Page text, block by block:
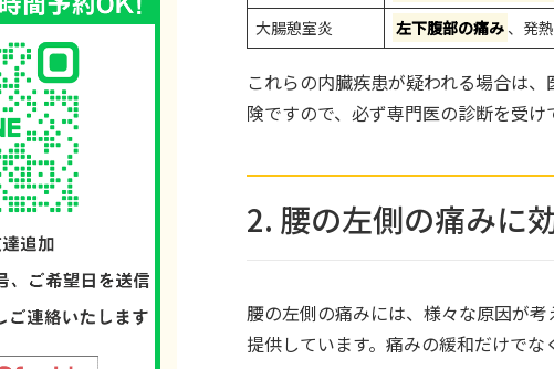
大腸憩室炎
左下腹部の痛み 、発
これらの内臓疾患が疑われる場合は
険ですので、必ず専門医の診断を受け
2. 腰の左側の痛みに
腰の左側の痛みには、様々な原因が
提供しています。痛みの緩和だけでな